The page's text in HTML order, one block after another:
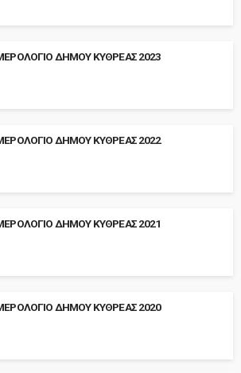
ΔΗΜΟΥ ΚΥΘΡΕΑΣ 2023
ΔΗΜΟΥ ΚΥΘΡΕΑΣ 2022
ΔΗΜΟΥ ΚΥΘΡΕΑΣ 2021
ΔΗΜΟΥ ΚΥΘΡΕΑΣ 2020